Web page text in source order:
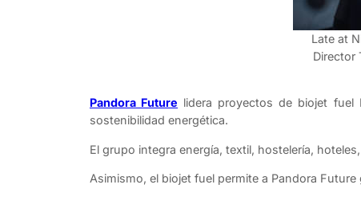
Late at
Director
Pandora Future lidera proyectos de biojet fuel
sostenibilidad energética.
El grupo integra energía, textil, hostelería,
Asimismo, el biojet fuel permite a Pandora